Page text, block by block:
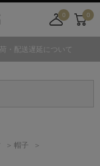
0
舗
カ
0
・配送遅延について
帽子